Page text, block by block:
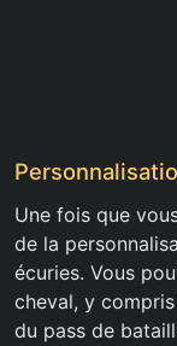
Une fois que
de la
écuries. Vous
cheval, y compris
du pass de